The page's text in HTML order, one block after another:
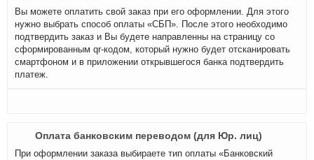
Вы можете оплатить свой заказ при его оформлении. Для этого
нужно выбрать способ оплаты «СБП». После этого необходимо
подтвердить заказ и Вы будете направленны на страницу со
сформированным qr-кодом, который нужно будет отсканировать
смартфоном и в приложении открывшегося банка подтвердить
платеж.
Оплата банковским переводом (для Юр. лиц)
При оформлении заказа выбираете тип оплаты «Банковский